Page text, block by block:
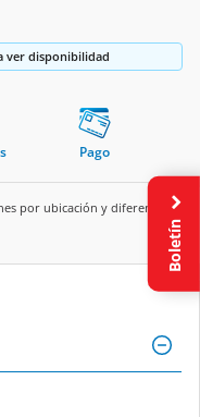
ver disponibilidad
Pago
por ubicación y diferente
Boletín